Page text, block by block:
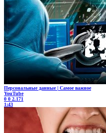
Персональные данные | Самое важное
YouTube
0 0 2.171
1:43